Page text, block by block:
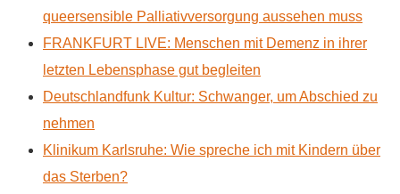
queersensible Palliativversorgung aussehen muss
FRANKFURT LIVE: Menschen mit Demenz in ihrer
letzten Lebensphase gut begleiten
Deutschlandfunk Kultur: Schwanger, um Abschied zu
nehmen
Klinikum Karlsruhe: Wie spreche ich mit Kindern über
das Sterben?